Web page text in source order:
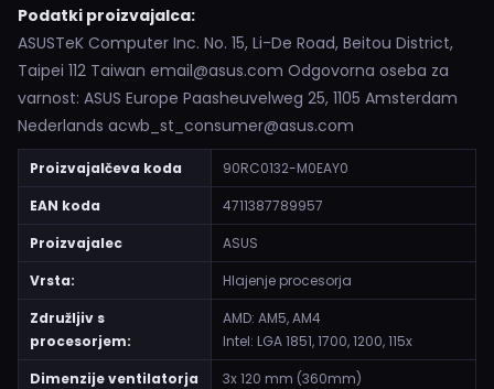
Podatki proizvajalca:
ASUSTeK Computer Inc. No. 15, Li-De Road, Beitou District,
Taipei 112 Taiwan email@asus.com Odgovorna oseba za
varnost: ASUS Europe Paasheuvelweg 25, 1105 Amsterdam
Nederlands acwb_st_consumer@asus.com
Proizvajalčeva koda
90RC0132-M0EAY0
EAN koda
4711387789957
Proizvajalec
ASUS
Vrsta:
Hlajenje procesorja
Združljiv s
procesorjem:
AMD: AM5, AM4
Intel: LGA 1851, 1700, 1200, 115x
Dimenzije ventilatorja
3x 120 mm (360mm)